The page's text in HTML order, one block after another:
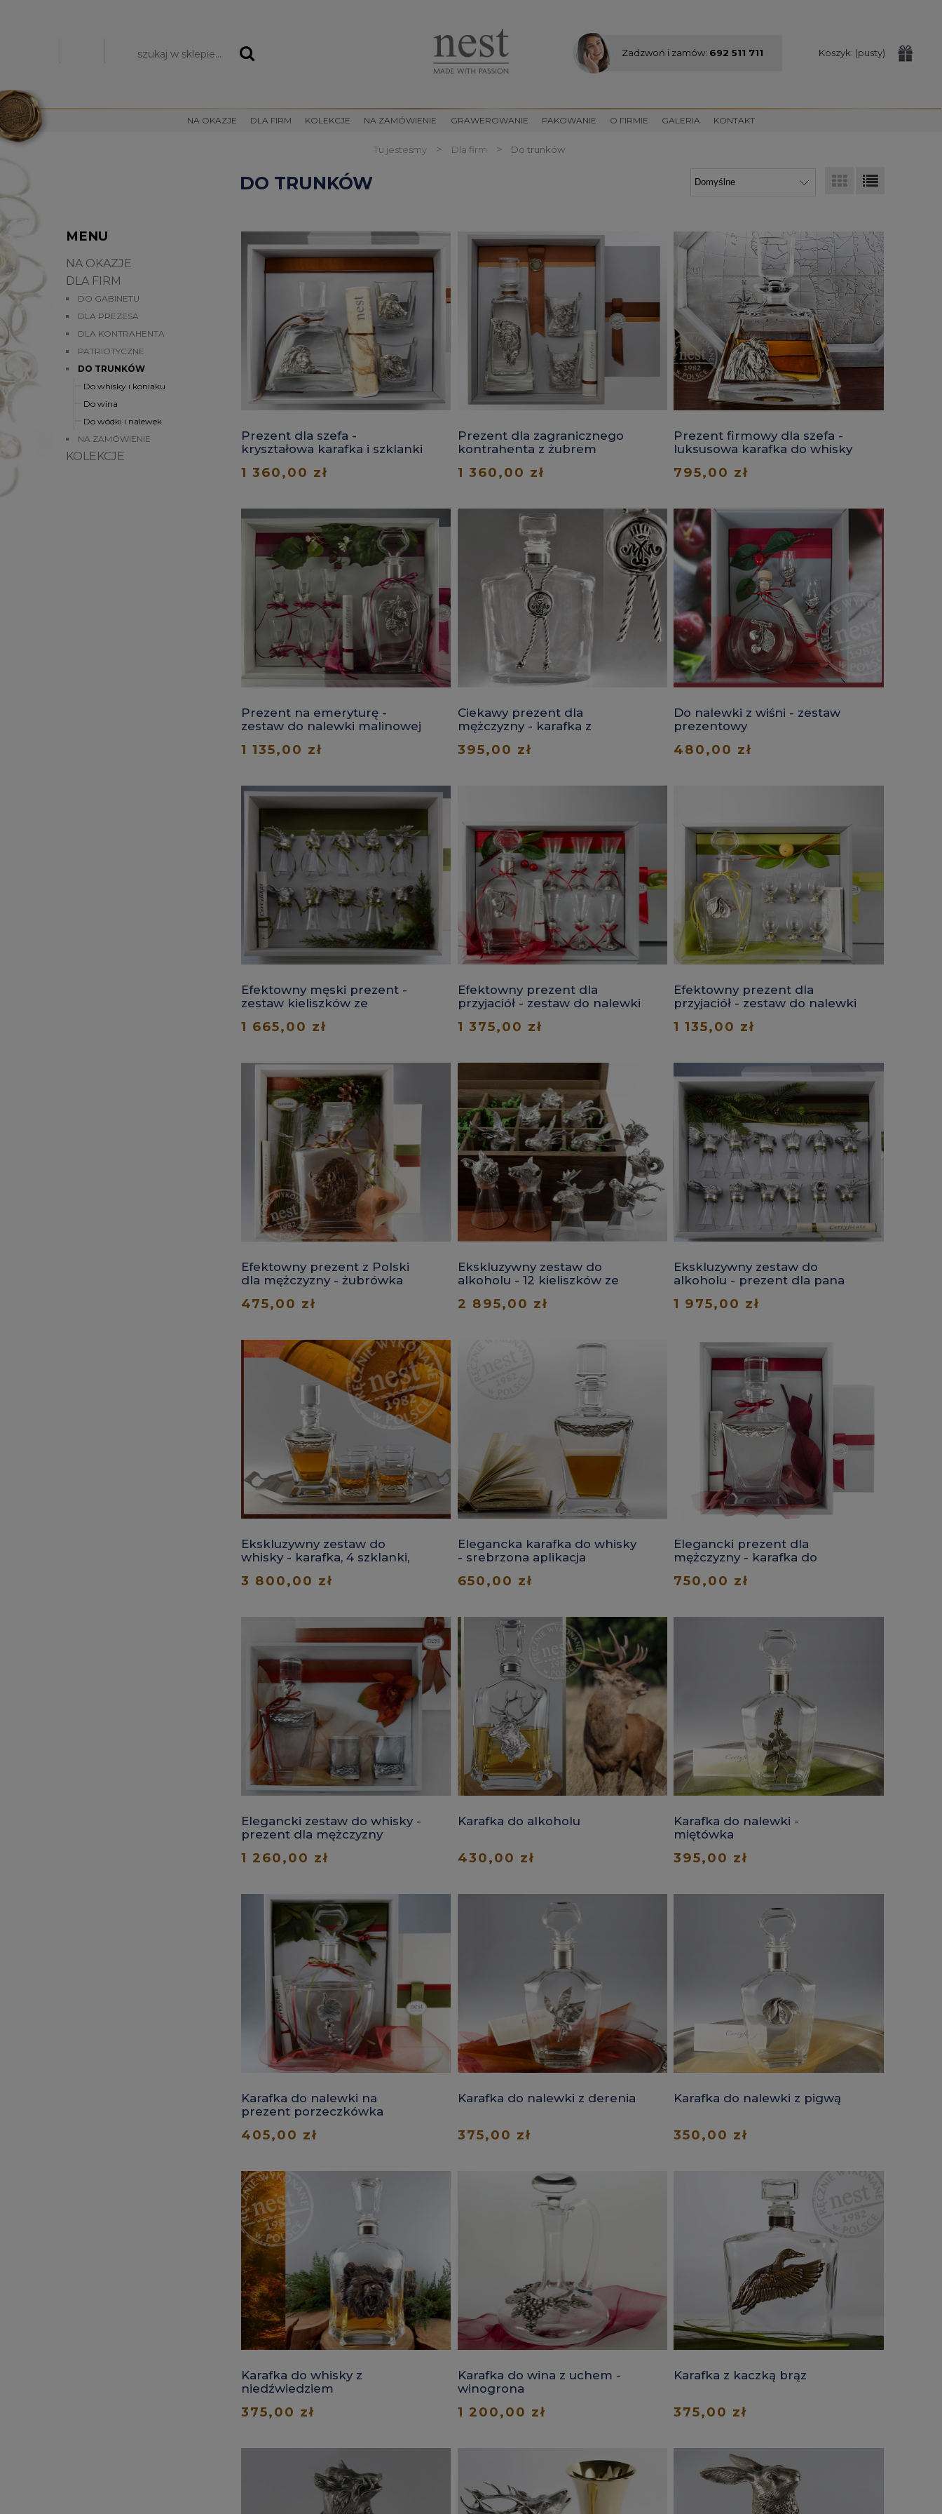
Zadzwoń i zamów: 692 511 711
Zaloguj się Koszyk: (pusty)
NA OKAZJE DLA FIRM KOLEKCJE NA ZAMÓWIENIE GRAWEROWANIE PAKOWANIE O FIRMIE GALERIA KONTAKT
Tu jesteśmy > Dla firm > Do trunków
MENU
NA OKAZJE
DLA FIRM
DO GABINETU
DLA PREZESA
DLA KONTRAHENTA
PATRIOTYCZNE
DO TRUNKÓW
Do whisky i koniaku
Do wina
Do wódki i nalewek
NA ZAMÓWIENIE
KOLEKCJE
DO TRUNKÓW
Prezent dla szefa -
kryształowa karafka i szklanki
1 360,00 zł
Prezent dla zagranicznego
kontrahenta z żubrem
1 360,00 zł
Prezent firmowy dla szefa -
luksusowa karafka do whisky
795,00 zł
Prezent na emeryturę -
zestaw do nalewki malinowej
1 135,00 zł
Ciekawy prezent dla
mężczyzny - karafka z
395,00 zł
Do nalewki z wiśni - zestaw
prezentowy
480,00 zł
Efektowny męski prezent -
zestaw kieliszków ze
1 665,00 zł
Efektowny prezent dla
przyjaciół - zestaw do nalewki
1 375,00 zł
Efektowny prezent dla
przyjaciół - zestaw do nalewki
1 135,00 zł
Efektowny prezent z Polski
dla mężczyzny - żubrówka
475,00 zł
Ekskluzywny zestaw do
alkoholu - 12 kieliszków ze
2 895,00 zł
Ekskluzywny zestaw do
alkoholu - prezent dla pana
1 975,00 zł
Ekskluzywny zestaw do
whisky - karafka, 4 szklanki,
3 800,00 zł
Elegancka karafka do whisky
- srebrzona aplikacja
650,00 zł
Elegancki prezent dla
mężczyzny - karafka do
750,00 zł
Elegancki zestaw do whisky -
prezent dla mężczyzny
1 260,00 zł
Karafka do alkoholu
430,00 zł
Karafka do nalewki -
miętówka
395,00 zł
Karafka do nalewki na
prezent porzeczkówka
405,00 zł
Karafka do nalewki z derenia
375,00 zł
Karafka do nalewki z pigwą
350,00 zł
Karafka do whisky z
niedźwiedziem
375,00 zł
Karafka do wina z uchem -
winogrona
1 200,00 zł
Karafka z kaczką brąz
375,00 zł